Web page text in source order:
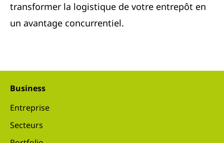
transformer la logistique de votre entrepôt en
un avantage concurrentiel.
Business
Entreprise
Secteurs